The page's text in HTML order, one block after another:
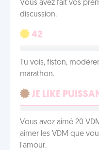
Vous avez fait vos
discussion.
42
Tu vois, fiston,
marathon.
JE LIKE
Vous avez aimé 20
aimer les VDM que
l'amour.